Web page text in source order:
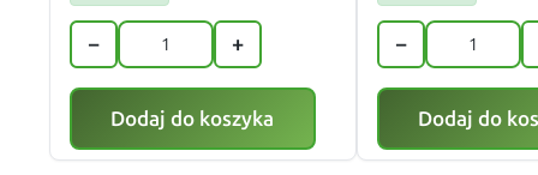
− +
Dodaj do koszyka
−
Dodaj do